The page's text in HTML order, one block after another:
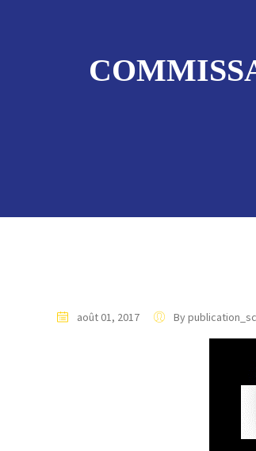
août 01, 2017 By